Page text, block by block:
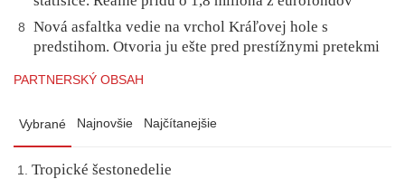
8
Nová asfaltka vedie na vrchol Kráľovej hole s
predstihom. Otvoria ju ešte pred prestížnymi pretekmi
PARTNERSKÝ OBSAH
Vybrané Najnovšie Najčítanejšie
Tropické šestonedelie